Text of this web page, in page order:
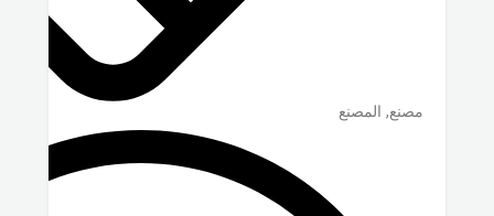
مصنع, المصنع